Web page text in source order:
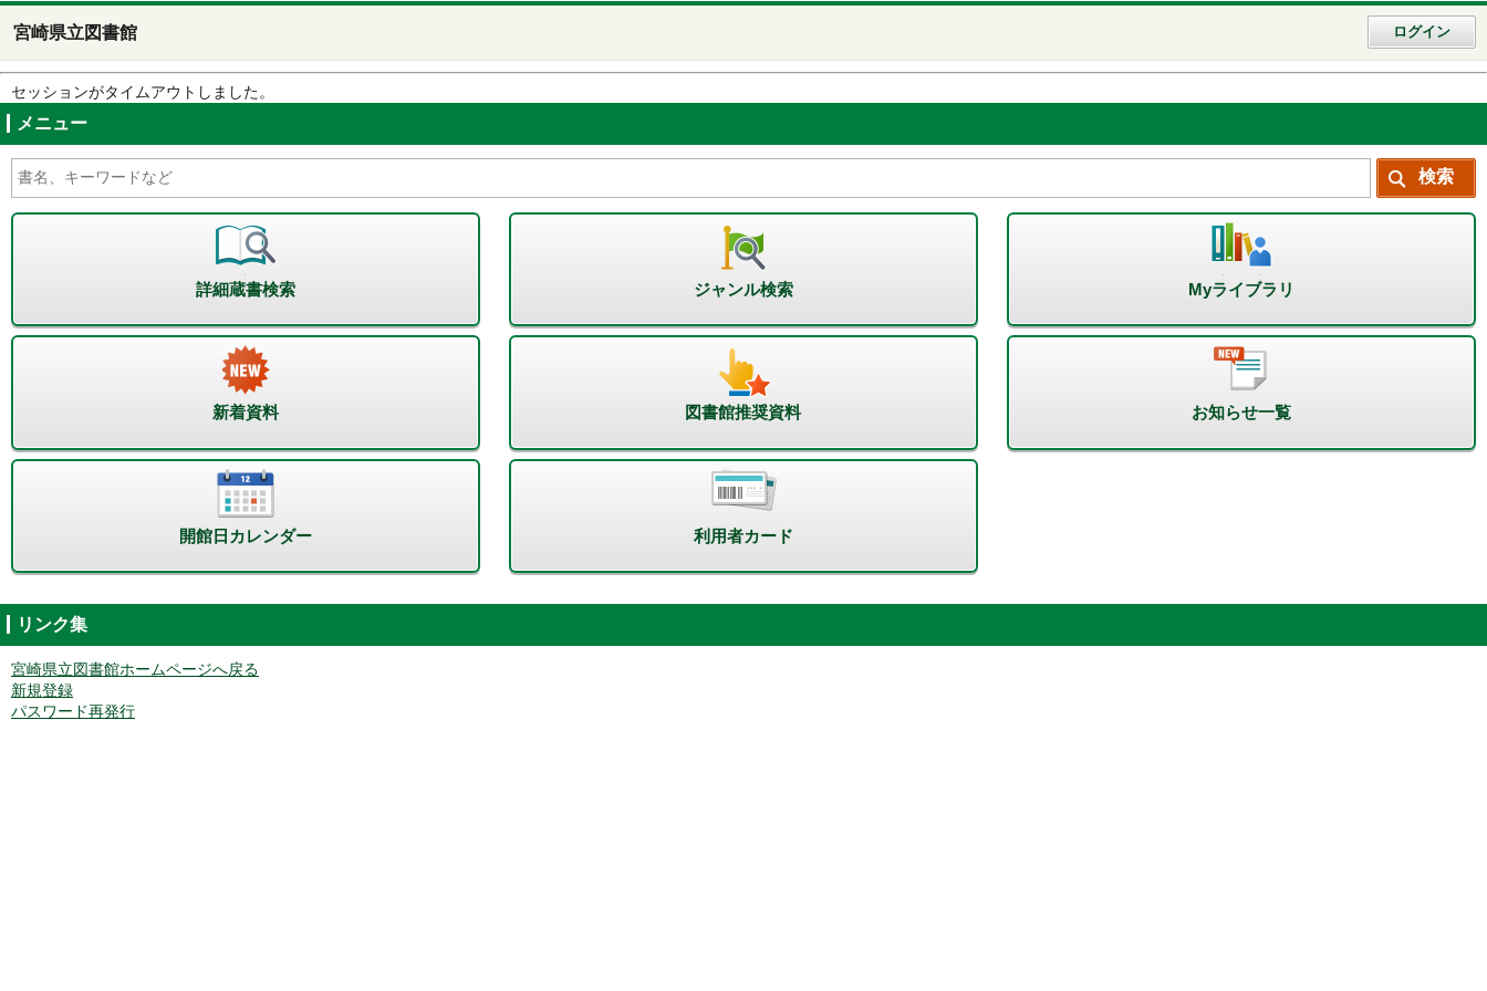
宮崎県立図書館 ログイン
セッションがタイムアウトしました。
メニュー
詳細蔵書検索 ジャンル検索 Myライブラリ
新着資料 図書館推奨資料 お知らせ一覧
開館日カレンダー 利用者カード
リンク集
宮崎県立図書館ホームページへ戻る
新規登録
パスワード再発行